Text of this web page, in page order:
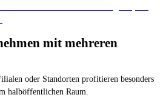
mit mehreren
oder Standorten profitieren besonders
halböffentlichen Raum.